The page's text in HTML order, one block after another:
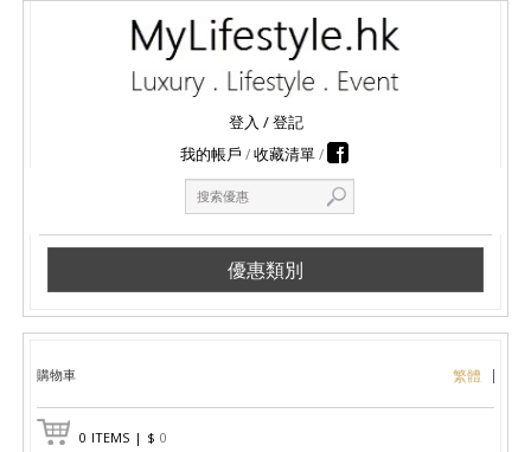
登入 /登記
我的帳戶
收藏清單
優惠類別
購物車 繁體
0 ITEMS | $ 0